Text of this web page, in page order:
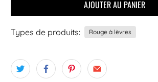
AJOUTER AU PANIER
Types de produits: Rouge à lèvres